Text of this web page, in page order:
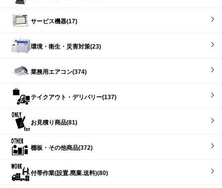
サービス機器(17)
環境・衛生・災害対策(23)
業務用エアコン(374)
テイクアウト・デリバリー(137)
お見積り商品(81)
棚板・その他商品(372)
付帯作業(設置.廃棄.送料)(80)